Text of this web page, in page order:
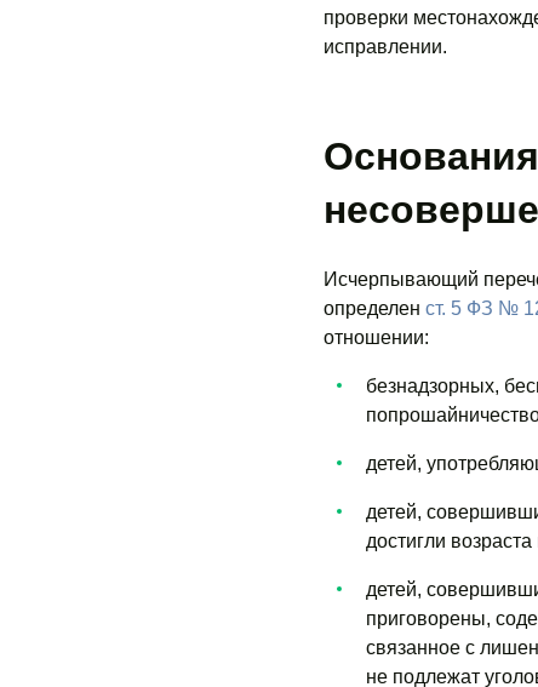
проверки
исправлении.
Исчерпывающий
определен ст. 5 ФЗ №
отношении:
безнадзорных,
детей,
детей,
достигли
детей,
приговорены,
связанное с
не подлежат